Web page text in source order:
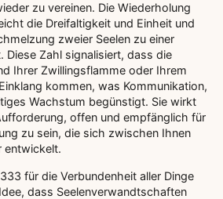
zu vereinen. Die Wiederholung
die Dreifaltigkeit und Einheit und
zweier Seelen zu einer
Diese Zahl signalisiert, dass die
Ihrer Zwillingsflamme oder Ihrem
kommen, was Kommunikation,
Wachstum begünstigt. Sie wirkt
offen und empfänglich für
zu sein, die sich zwischen Ihnen
entwickelt.
für die Verbundenheit aller Dinge
dass Seelenverwandtschaften